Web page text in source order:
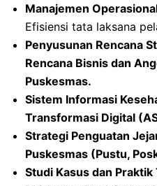
Manajemen
Efisiensi tata laksana
Penyusunan Rencana
Rencana Bisnis dan
Puskesmas.
Sistem Informasi
Transformasi Digital
Strategi Penguatan
Puskesmas (Pustu,
Studi Kasus dan